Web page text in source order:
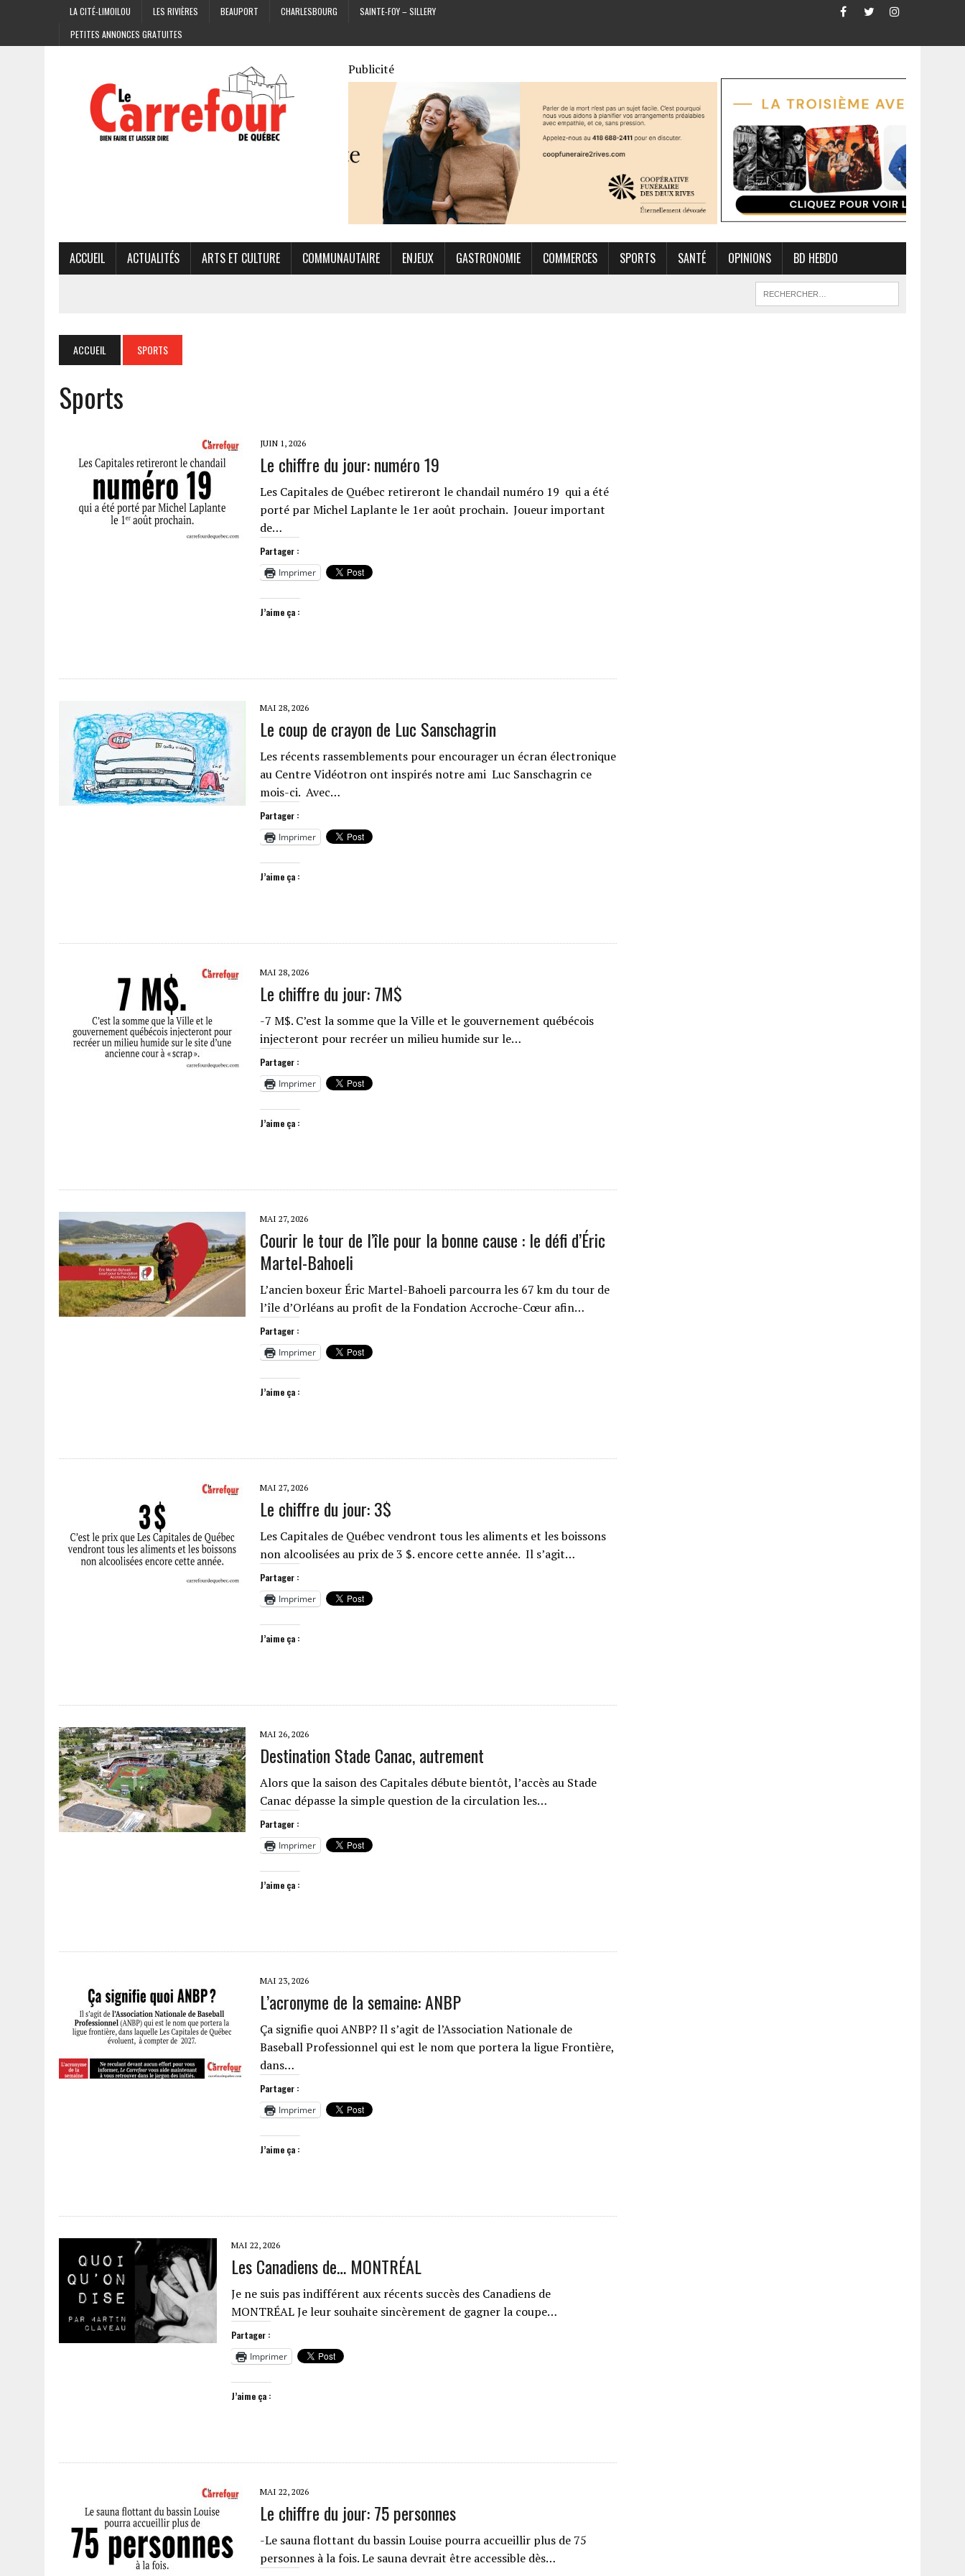
LA CITÉ-LIMOILOU LES RIVIÈRES BEAUPORT CHARLESBOURG
SAINTE-FOY – SILLERY
PETITES ANNONCES GRATUITES
Publicité
ACCUEIL ACTUALITÉS ARTS ET CULTURE COMMUNAUTAIRE ENJEUX GASTRONOMIE COMMERCES SPORTS SANTÉ OPINIONS BD HEBDO
ACCUEIL SPORTS
Sports
JUIN 1, 2026
Le chiffre du jour: numéro 19
Les Capitales de Québec retireront le chandail numéro 19 qui a été
porté par Michel Laplante le 1er août prochain. Joueur important
de…
Partager :
Imprimer
J’aime ça :
MAI 28, 2026
Le coup de crayon de Luc Sanschagrin
Les récents rassemblements pour encourager un écran électronique
au Centre Vidéotron ont inspirés notre ami Luc Sanschagrin ce
mois-ci. Avec…
Partager :
Imprimer
J’aime ça :
MAI 28, 2026
Le chiffre du jour: 7M$
-7 M$. C’est la somme que la Ville et le gouvernement québécois
injecteront pour recréer un milieu humide sur le…
Partager :
Imprimer
J’aime ça :
MAI 27, 2026
Courir le tour de l’île pour la bonne cause : le défi d’Éric
Martel-Bahoeli
L’ancien boxeur Éric Martel-Bahoeli parcourra les 67 km du tour de
l’île d’Orléans au profit de la Fondation Accroche-Cœur afin…
Partager :
Imprimer
J’aime ça :
MAI 27, 2026
Le chiffre du jour: 3$
Les Capitales de Québec vendront tous les aliments et les boissons
non alcoolisées au prix de 3 $. encore cette année. Il s’agit…
Partager :
Imprimer
J’aime ça :
MAI 26, 2026
Destination Stade Canac, autrement
Alors que la saison des Capitales débute bientôt, l’accès au Stade
Canac dépasse la simple question de la circulation les…
Partager :
Imprimer
J’aime ça :
MAI 23, 2026
L’acronyme de la semaine: ANBP
Ça signifie quoi ANBP? Il s’agit de l’Association Nationale de
Baseball Professionnel qui est le nom que portera la ligue Frontière,
dans…
Partager :
Imprimer
J’aime ça :
MAI 22, 2026
Les Canadiens de… MONTRÉAL
Je ne suis pas indifférent aux récents succès des Canadiens de
MONTRÉAL Je leur souhaite sincèrement de gagner la coupe…
Partager :
Imprimer
J’aime ça :
MAI 22, 2026
Le chiffre du jour: 75 personnes
-Le sauna flottant du bassin Louise pourra accueillir plus de 75
personnes à la fois. Le sauna devrait être accessible dès…